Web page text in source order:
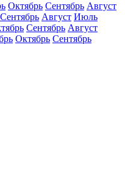
Октябрь Сентябрь Август
Сентябрь Август Июль
Сентябрь Август
Октябрь Сентябрь